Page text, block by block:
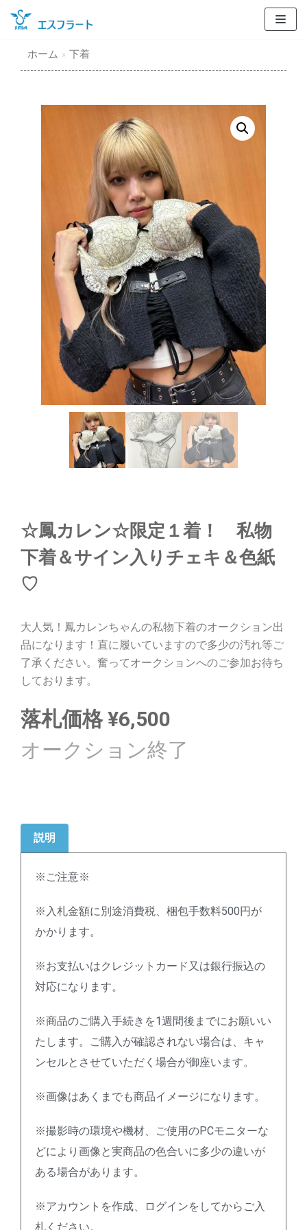
コ
ン
ン
ホーム » 下着
☆鳳カレン☆限定１着！ 私物
下着＆サイン入りチェキ＆色紙
♡
大人気！鳳カレンちゃんの私物下着のオークション出
品になります！直に履いていますので多少の汚れ等ご
了承ください。奮ってオークションへのご参加お待ち
しております。
落札価格¥6,500
説明
※ご注意※
※入札金額に別途消費税、梱包手数料500円が
かかります。
※お支払いはクレジットカード又は銀行振込の
対応になります。
※商品のご購入手続きを1週間後までにお願いい
たします。ご購入が確認されない場合は、キャ
ンセルとさせていただく場合が御座います。
※画像はあくまでも商品イメージになります。
※撮影時の環境や機材、ご使用のPCモニターな
どにより画像と実商品の色合いに多少の違いが
ある場合があります。
※アカウントを作成、ログインをしてからご入
札ください。